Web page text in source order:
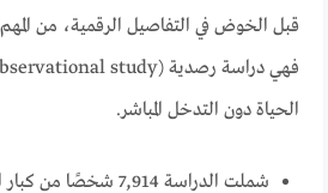
قبل الخوض في التفاصيل الرقمية، من
الحياة دون التدخل المباشر.
شملت الدراسة 7,914 شخصًا من كبار السن في اليابان.